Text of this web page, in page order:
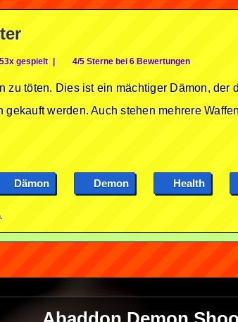
gespielt | 4/5 Sterne bei 6 Bewertungen
zu töten. Dies ist ein mächtiger Dämon,
werden. Auch stehen mehrere
Dämon Demon Health